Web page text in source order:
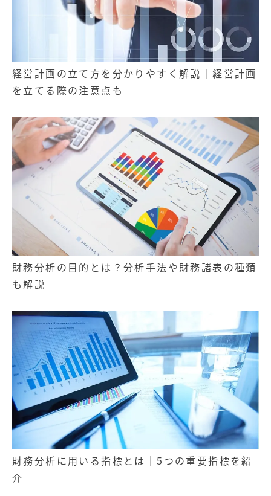
経営計画の立て方を分かりやすく解説｜経営計画
を立てる際の注意点も
財務分析の目的とは？分析手法や財務諸表の種類
も解説
財務分析に用いる指標とは｜5つの重要指標を紹
介